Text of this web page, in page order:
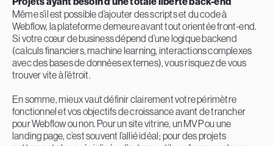
Même s’il est possible d’ajouter des scripts et du code à
Webflow, la plateforme demeure avant tout orientée front-end.
Si votre cœur de business dépend d’une logique backend
(calculs financiers, machine learning, interactions complexes
avec des bases de données externes), vous risquez de vous
trouver vite à l’étroit.
En somme, mieux vaut définir clairement votre périmètre
fonctionnel et vos objectifs de croissance avant de trancher
pour Webflow ou non. Pour un site vitrine, un MVP ou une
landing page, c’est souvent l’allié idéal ; pour des projets